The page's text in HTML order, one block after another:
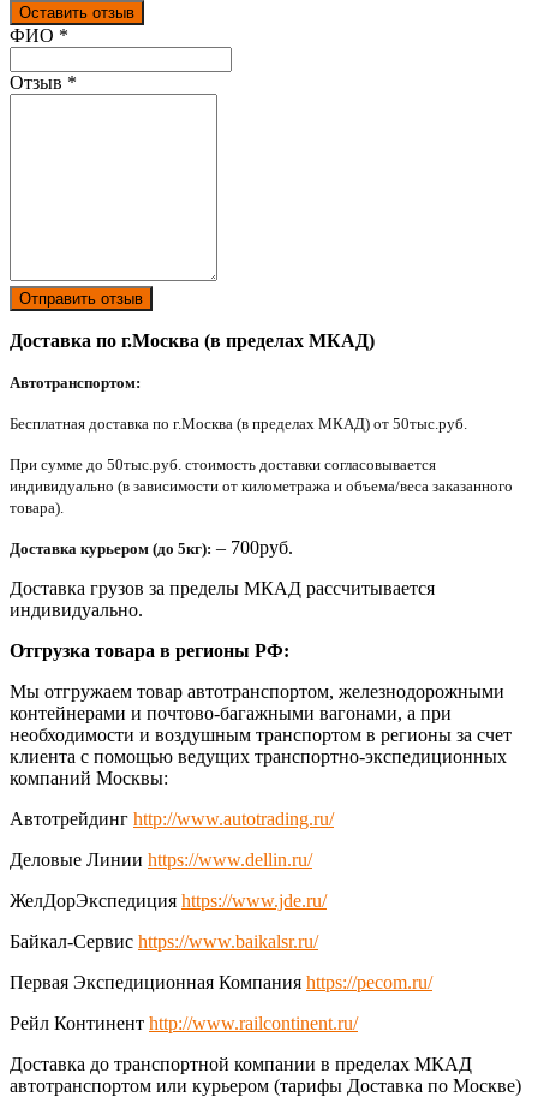
Оставить отзыв
Ваш отзыв был отправлен!
ФИО *
Отзыв *
Отправить отзыв
Доставка по г.Москва (в пределах МКАД)
Автотранспортом:
Бесплатная доставка по г.Москва (в пределах МКАД) от 50тыс.руб.
При сумме до 50тыс.руб. стоимость доставки согласовывается
индивидуально (в зависимости от километража и объема/веса заказанного
товара).
Доставка курьером (до 5кг): – 700руб.
Доставка грузов за пределы МКАД рассчитывается
индивидуально.
Отгрузка товара в регионы РФ:
Мы отгружаем товар автотранспортом, железнодорожными
контейнерами и почтово-багажными вагонами, а при
необходимости и воздушным транспортом в регионы за счет
клиента с помощью ведущих транспортно-экспедиционных
компаний Москвы:
Автотрейдинг http://www.autotrading.ru/
Деловые Линии https://www.dellin.ru/
ЖелДорЭкспедиция https://www.jde.ru/
Байкал-Сервис https://www.baikalsr.ru/
Первая Экспедиционная Компания https://pecom.ru/
Рейл Континент http://www.railcontinent.ru/
Доставка до транспортной компании в пределах МКАД
автотранспортом или курьером (тарифы Доставка по Москве)